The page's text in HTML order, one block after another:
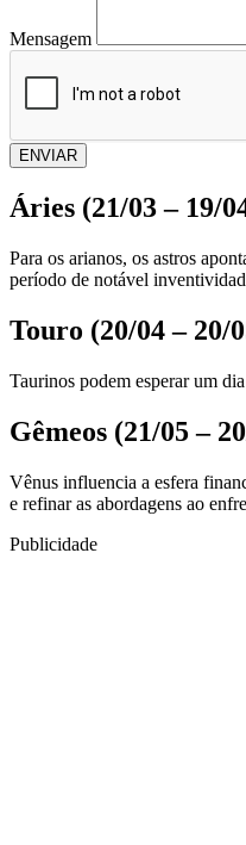
Mensagem
ENVIAR
Áries (21/03 – 19/
Para os arianos, os astros
período de notável
Touro (20/04 – 20/
Taurinos podem esperar um
Gêmeos (21/05 –
Vênus influencia a esfera
e refinar as abordagens ao
Publicidade